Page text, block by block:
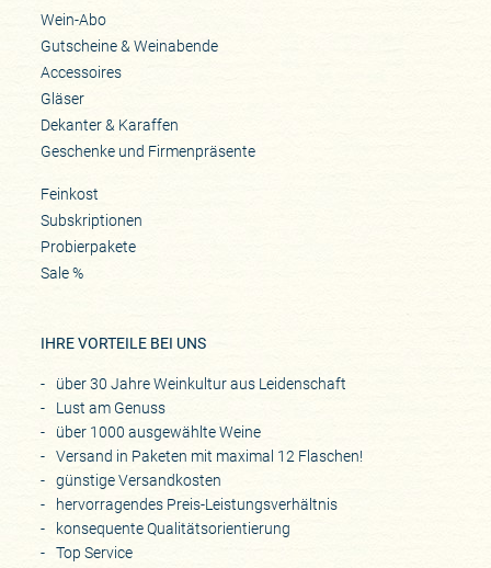
Wein-Abo
Gutscheine & Weinabende
Accessoires
Gläser
Dekanter & Karaffen
Geschenke und Firmenpräsente
Feinkost
Subskriptionen
Probierpakete
Sale %
IHRE VORTEILE BEI UNS
über 30 Jahre Weinkultur aus Leidenschaft
Lust am Genuss
über 1000 ausgewählte Weine
Versand in Paketen mit maximal 12 Flaschen!
günstige Versandkosten
hervorragendes Preis-Leistungsverhältnis
konsequente Qualitätsorientierung
Top Service